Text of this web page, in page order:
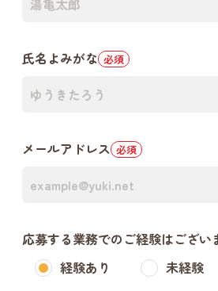
氏名よみがな 必須
メールアドレス 必須
応募する業務でのご経験はござい
経験あり
未経験